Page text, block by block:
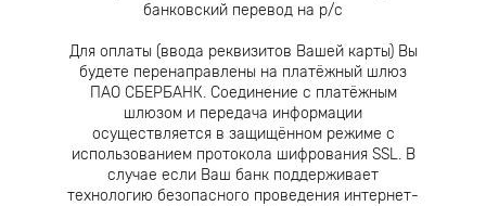
банковский перевод на р/с
Для оплаты (ввода реквизитов Вашей карты) Вы
будете перенаправлены на платёжный шлюз
ПАО СБЕРБАНК. Соединение с платёжным
шлюзом и передача информации
осуществляется в защищённом режиме с
использованием протокола шифрования SSL. В
случае если Ваш банк поддерживает
технологию безопасного проведения интернет-